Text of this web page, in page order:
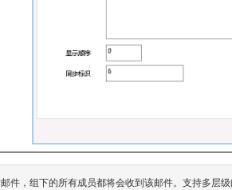
件，组下的所有成员都将会收到该邮件。支持多层